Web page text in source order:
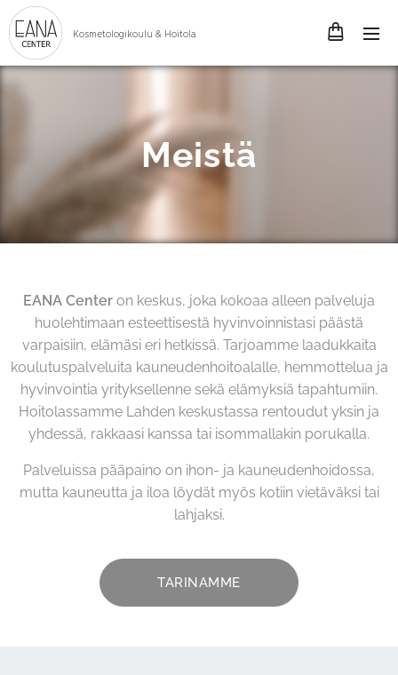
Kosmetologikoulu & Hoitola
Meistä
EANA Center on keskus, joka kokoaa alleen palveluja
huolehtimaan esteettisestä hyvinvoinnistasi päästä
varpaisiin, elämäsi eri hetkissä. Tarjoamme laadukkaita
koulutuspalveluita kauneudenhoitoalalle, hemmottelua ja
hyvinvointia yrityksellenne sekä elämyksiä tapahtumiin.
Hoitolassamme Lahden keskustassa rentoudut yksin ja
yhdessä, rakkaasi kanssa tai isommallakin porukalla.
Palveluissa pääpaino on ihon- ja kauneudenhoidossa,
mutta kauneutta ja iloa löydät myös kotiin vietäväksi tai
lahjaksi.
TARINAMME